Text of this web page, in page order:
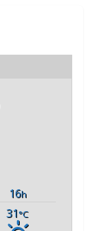
16h
31°C